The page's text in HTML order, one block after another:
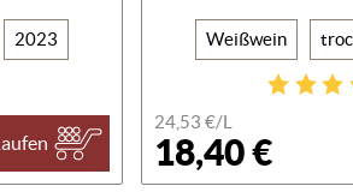
2023 Weißwein
24,53 €/L
18,40 €